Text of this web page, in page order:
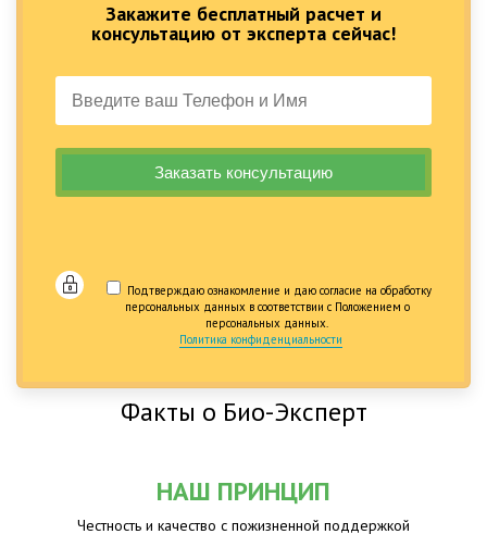
Закажите бесплатный расчет и
консультацию от эксперта сейчас!
Подтверждаю ознакомление и даю согласие на обработку
персональных данных в соответствии с Положением о
персональных данных.
Политика конфиденциальности
Факты о Био-Эксперт
НАШ ПРИНЦИП
Честность и качество с пожизненной поддержкой